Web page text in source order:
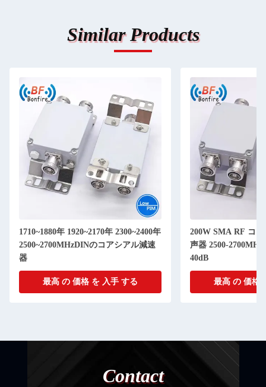
Similar Products
1710~1880年 1920~2170年 2300~2400年
2500~2700MHzDINのコアシアル減速
器
最高 の 価格 を 入手 する
200W SMA RF コ
声器 2500-
40dB
最高 の 価格
Contact